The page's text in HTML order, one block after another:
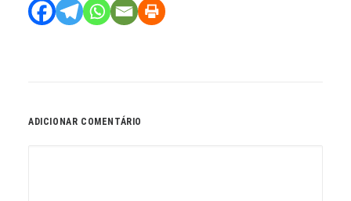
ADICIONAR COMENTÁRIO